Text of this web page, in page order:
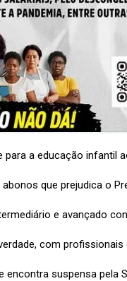
a educação infantil
que prejudica o
e avançado
com
encontra suspensa pela